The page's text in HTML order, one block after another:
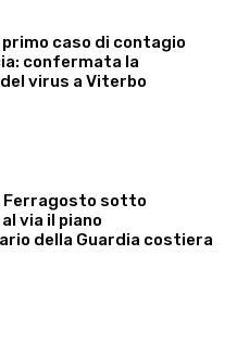
primo caso di contagio
confermata la
virus a Viterbo
Ferragosto sotto
via il piano
della Guardia costiera